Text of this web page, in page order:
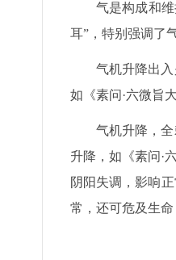
气是构成和
耳”，特别强调了
气机升降出
如《素问·六微旨
气机升降，
升降，如《素问·
阴阳失调，影响
常，还可危及生命